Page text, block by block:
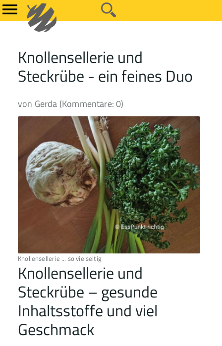
Knollensellerie und
Steckrübe - ein feines Duo
von Gerda (Kommentare: 0)
Knollensellerie ... so vielseitig
Knollensellerie und
Steckrübe – gesunde
Inhaltsstoffe und viel
Geschmack